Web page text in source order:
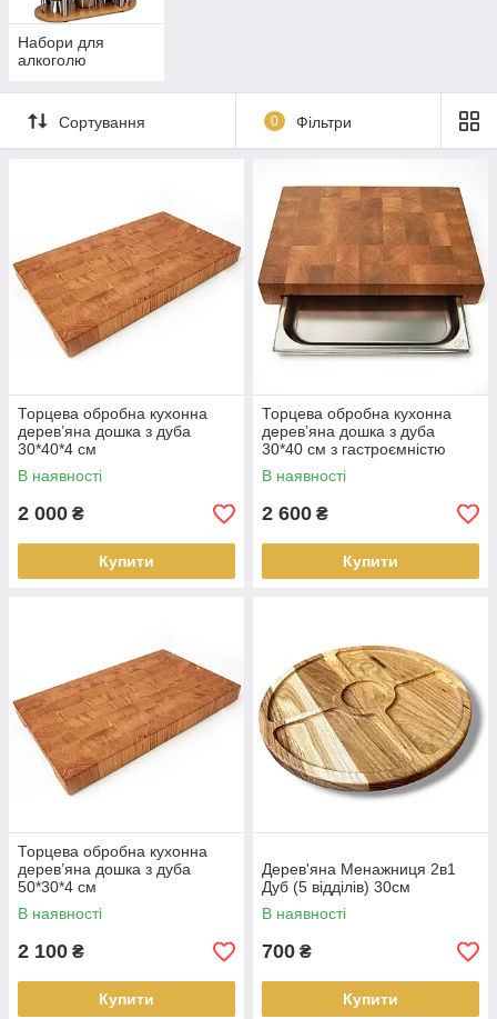
Набори для
алкоголю
Сортування 0 Фільтри
Торцева обробна кухонна
дерев’яна дошка з дуба
30*40*4 см
В наявності
2 000 ₴
Купити
Торцева обробна кухонна
дерев’яна дошка з дуба
30*40 см з гастроємністю
В наявності
2 600 ₴
Купити
Торцева обробна кухонна
дерев’яна дошка з дуба
50*30*4 см
В наявності
2 100 ₴
Купити
Дерев'яна Менажниця 2в1
Дуб (5 відділів) 30см
В наявності
700 ₴
Купити